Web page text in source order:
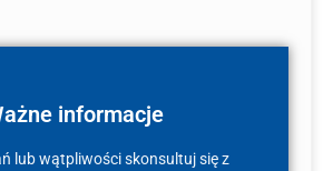
informacje
lub wątpliwości skonsultuj się z